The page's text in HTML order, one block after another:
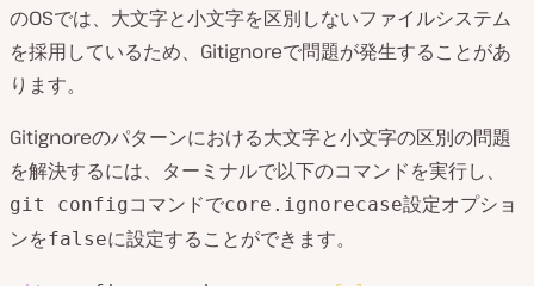
のOSでは、大文字と小文字を区別しないファイルシステム
を採用しているため、Gitignoreで問題が発生することがあ
ります。
Gitignoreのパターンにおける大文字と小文字の区別の問題
を解決するには、ターミナルで以下のコマンドを実行し、
git configコマンドでcore.ignorecase設定オプショ
ンをfalseに設定することができます。